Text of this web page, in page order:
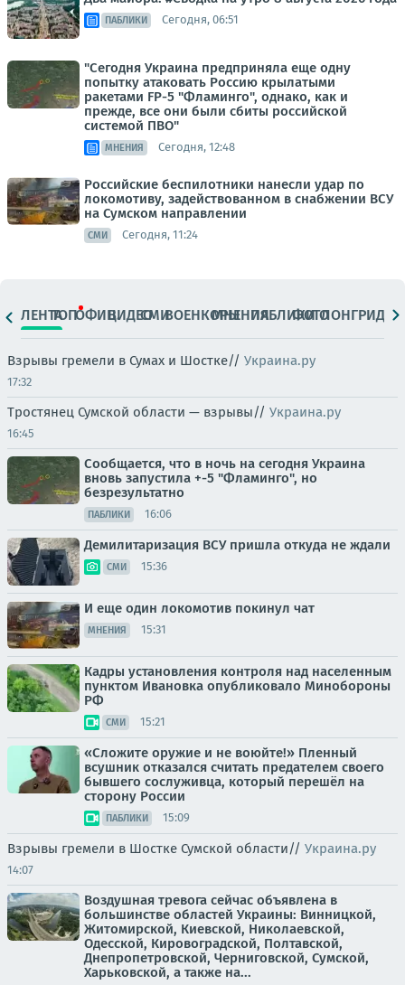
ПАБЛИКИ Сегодня, 06:51
"Сегодня Украина предприняла еще одну
попытку атаковать Россию крылатыми
ракетами FP-5 "Фламинго", однако, как и
прежде, все они были сбиты российской
системой ПВО"
МНЕНИЯ Сегодня, 12:48
Российские беспилотники нанесли удар по
локомотиву, задействованном в снабжении ВСУ
на Сумском направлении
СМИ Сегодня, 11:24
ЛЕНТАТОПОФИЦ.ВИДЕОСМИВОЕНКОРЫМНЕНИЯПАБЛИКИ
ФОТОЛОНГРИДЫ
Взрывы гремели в Сумах и Шостке// Украина.ру
17:32
Тростянец Сумской области — взрывы// Украина.ру
16:45
Сообщается, что в ночь на сегодня Украина
вновь запустила +-5 "Фламинго", но
безрезультатно
ПАБЛИКИ 16:06
Демилитаризация ВСУ пришла откуда не ждали
СМИ 15:36
И еще один локомотив покинул чат
МНЕНИЯ 15:31
Кадры установления контроля над населенным
пунктом Ивановка опубликовало Минобороны
РФ
СМИ 15:21
«Сложите оружие и не воюйте!» Пленный
всушник отказался считать предателем своего
бывшего сослуживца, который перешёл на
сторону России
ПАБЛИКИ 15:09
Взрывы гремели в Шостке Сумской области// Украина.ру
14:07
Воздушная тревога сейчас объявлена в
большинстве областей Украины: Винницкой,
Житомирской, Киевской, Николаевской,
Одесской, Кировоградской, Полтавской,
Днепропетровской, Черниговской, Сумской,
Харьковской, а также на...